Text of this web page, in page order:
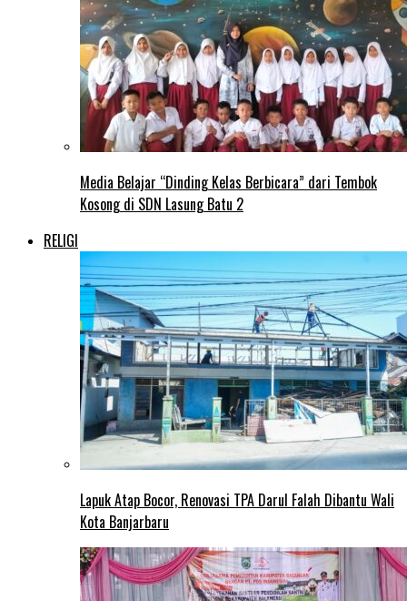
Media Belajar “Dinding Kelas Berbicara” dari Tembok
Kosong di SDN Lasung Batu 2
RELIGI
Lapuk Atap Bocor, Renovasi TPA Darul Falah Dibantu Wali
Kota Banjarbaru